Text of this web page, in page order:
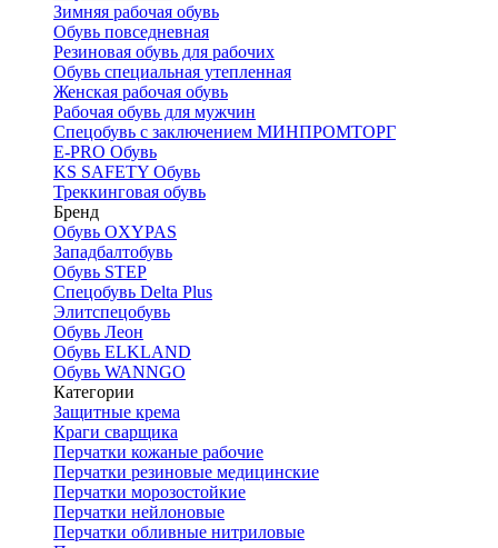
Зимняя рабочая обувь
Обувь повседневная
Резиновая обувь для рабочих
Обувь специальная утепленная
Женская рабочая обувь
Рабочая обувь для мужчин
Спецобувь с заключением МИНПРОМТОРГ
E-PRO Обувь
KS SAFETY Обувь
Треккинговая обувь
Бренд
Обувь OXYPAS
Западбалтобувь
Обувь STEP
Спецобувь Delta Plus
Элитспецобувь
Обувь Леон
Обувь ELKLAND
Обувь WANNGO
Категории
Защитные крема
Краги сварщика
Перчатки кожаные рабочие
Перчатки резиновые медицинские
Перчатки морозостойкие
Перчатки нейлоновые
Перчатки обливные нитриловые